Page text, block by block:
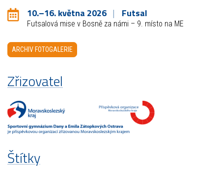
10.–16. května 2026 Futsal
Futsalová mise v Bosně za námi – 9. místo na ME
ARCHIV FOTOGALERIE
Zřizovatel
Štítky